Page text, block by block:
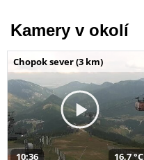
Kamery v okolí
Chopok sever (3 km)
10:36 16,7 °C